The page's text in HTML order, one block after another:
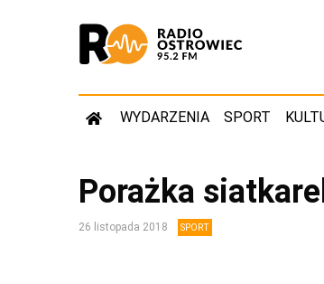
WYDARZENIA SPORT
Porażka
26 listopada 2018 SPORT